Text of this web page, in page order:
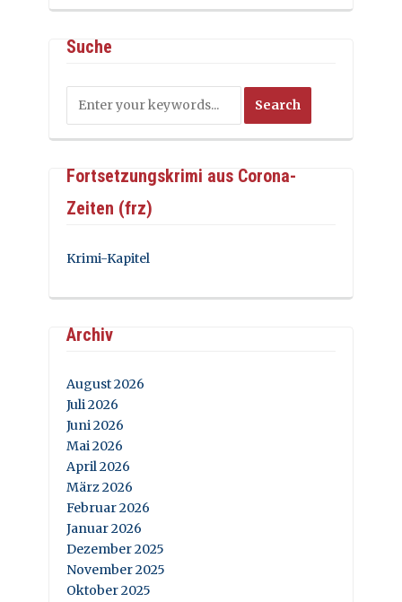
Suche
Fortsetzungskrimi aus Corona-
Zeiten (frz)
Krimi-Kapitel
Archiv
August 2026
Juli 2026
Juni 2026
Mai 2026
April 2026
März 2026
Februar 2026
Januar 2026
Dezember 2025
November 2025
Oktober 2025